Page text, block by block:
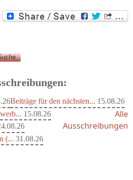
Beiträge für den nächsten... 15.08.26
15.08.26
(... 31.08.26
Alle
Ausschreibungen